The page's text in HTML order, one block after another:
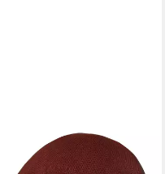
Beanie Knitted Hat Neath mit